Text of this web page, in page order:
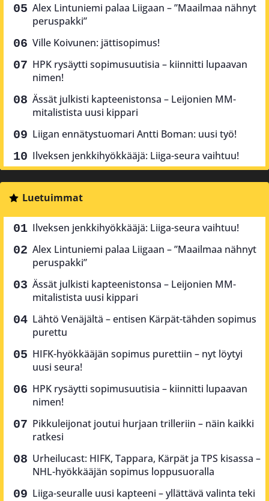
Alex Lintuniemi palaa Liigaan – ”Maailmaa nähnyt
peruspakki”
Ville Koivunen: jättisopimus!
HPK rysäytti sopimusuutisia – kiinnitti lupaavan
nimen!
Ässät julkisti kapteenistonsa – Leijonien MM-
mitalistista uusi kippari
Liigan ennätystuomari Antti Boman: uusi työ!
Ilveksen jenkkihyökkääjä: Liiga-seura vaihtuu!
Luetuimmat
Ilveksen jenkkihyökkääjä: Liiga-seura vaihtuu!
Alex Lintuniemi palaa Liigaan – ”Maailmaa nähnyt
peruspakki”
Ässät julkisti kapteenistonsa – Leijonien MM-
mitalistista uusi kippari
Lähtö Venäjältä – entisen Kärpät-tähden sopimus
purettu
HIFK-hyökkääjän sopimus purettiin – nyt löytyi
uusi seura!
HPK rysäytti sopimusuutisia – kiinnitti lupaavan
nimen!
Pikkuleijonat joutui hurjaan trilleriin – näin kaikki
ratkesi
Urheilucast: HIFK, Tappara, Kärpät ja TPS kisassa –
NHL-hyökkääjän sopimus loppusuoralla
Liiga-seuralle uusi kapteeni – yllättävä valinta teki